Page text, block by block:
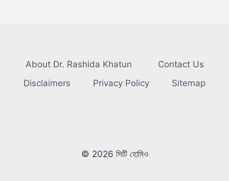
About Dr. Rashida Khatun
Contact Us
Disclaimers
Privacy Policy Sitemap
© 2026 সিটি হোমিও